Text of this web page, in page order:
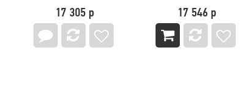
17 305 р 17 546 р